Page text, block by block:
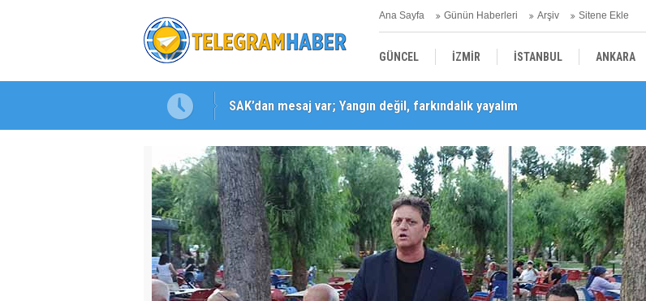
Ana Sayfa Günün Haberleri Arşiv Sitene Ekle
GÜNCEL İZMİR İSTANBUL ANKARA
YEREL SAĞLIK
SAK’dan mesaj var; Yangın değil, farkındalık yayalım
Karabağlar ‘da Gazeteci Barış Selçuk saygıyla anıldı